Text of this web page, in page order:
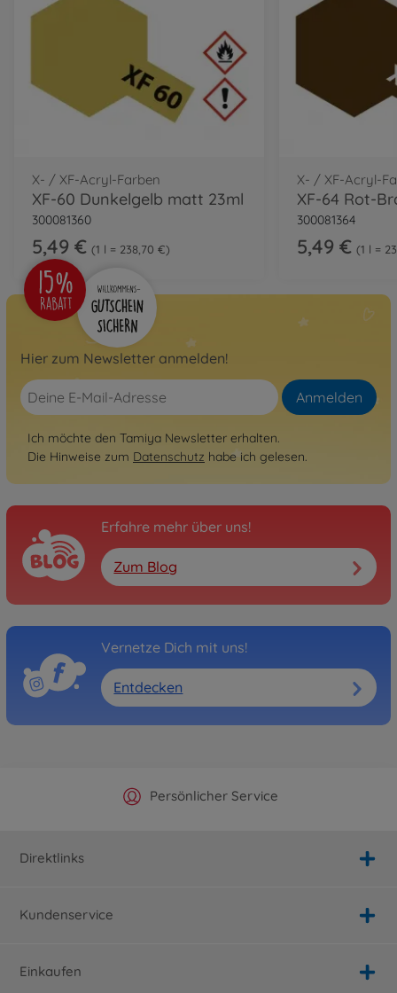
X- / XF-Acryl-Farben
XF-60 Dunkelgelb matt 23ml
300081360
5,49 € 1 l = 238,70 €
X- / XF-Acryl-
XF-64 Rot-
300081364
5,49 € 1 l =
Hier zum Newsletter anmelden!
Anmelden
Ich möchte den Tamiya Newsletter erhalten.
Die Hinweise zum Datenschutz habe ich gelesen.
Erfahre mehr über uns!
Zum Blog
Vernetze Dich mit uns!
Entdecken
Offizieller Hersteller Shop
Persönlicher Service
Versandkostenfrei ab 25€
Schnelle Lieferung
Direktlinks
Kundenservice
Einkaufen